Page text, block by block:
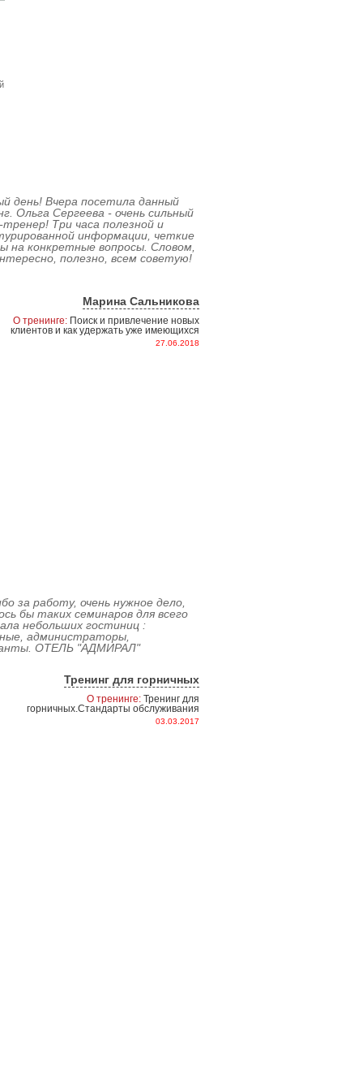
день! Вчера посетила данный
Ольга Сергеева - очень сильный
тренер! Три часа полезной и
информации, четкие
на конкретные вопросы. Словом,
полезно, всем советую!
Марина Сальникова
О тренинге:Поиск и привлечение новых
клиентов и как удержать уже имеющихся
27.06.2018
за работу, очень нужное дело,
бы таких семинаров для всего
небольших гостиниц :
администраторы,
ОТЕЛЬ "АДМИРАЛ"
Тренинг для горничных
О тренинге:Тренинг для
горничных.Стандарты обслуживания
03.03.2017